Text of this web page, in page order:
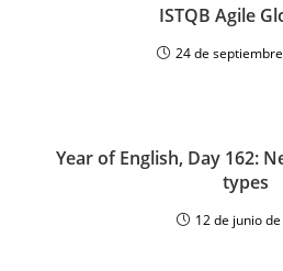
ISTQB Agile
24 de
Year of English, Day 162:
types
12 de junio